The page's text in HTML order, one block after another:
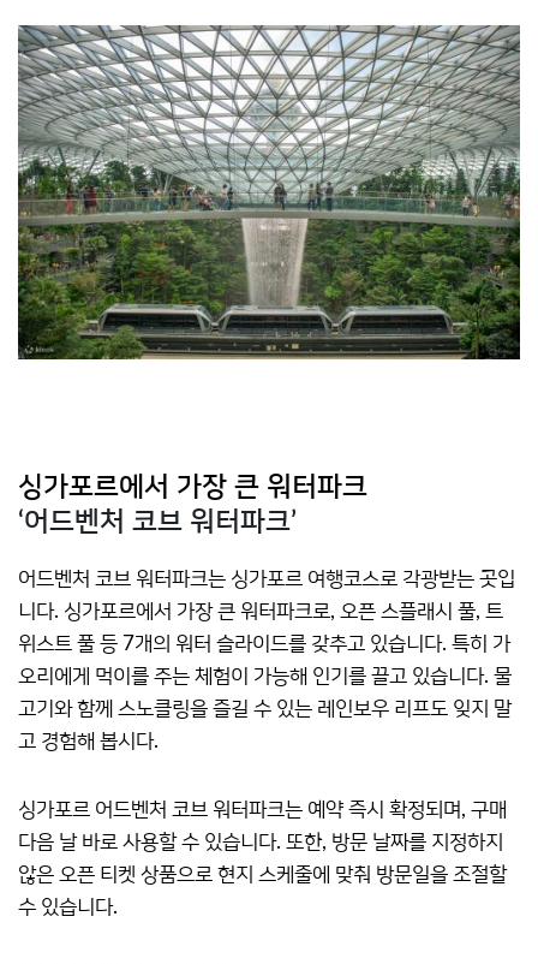
싱가포르에서 가장 큰 워터파크
‘어드벤처 코브 워터파크’
어드벤처 코브 워터파크는 싱가포르 여행코스로 각광받는 곳입
니다. 싱가포르에서 가장 큰 워터파크로, 오픈 스플래시 풀, 트
위스트 풀 등 7개의 워터 슬라이드를 갖추고 있습니다. 특히 가
오리에게 먹이를 주는 체험이 가능해 인기를 끌고 있습니다. 물
고기와 함께 스노클링을 즐길 수 있는 레인보우 리프도 잊지 말
고 경험해 봅시다.
싱가포르 어드벤처 코브 워터파크는 예약 즉시 확정되며, 구매
다음 날 바로 사용할 수 있습니다. 또한, 방문 날짜를 지정하지
않은 오픈 티켓 상품으로 현지 스케줄에 맞춰 방문일을 조절할
수 있습니다.